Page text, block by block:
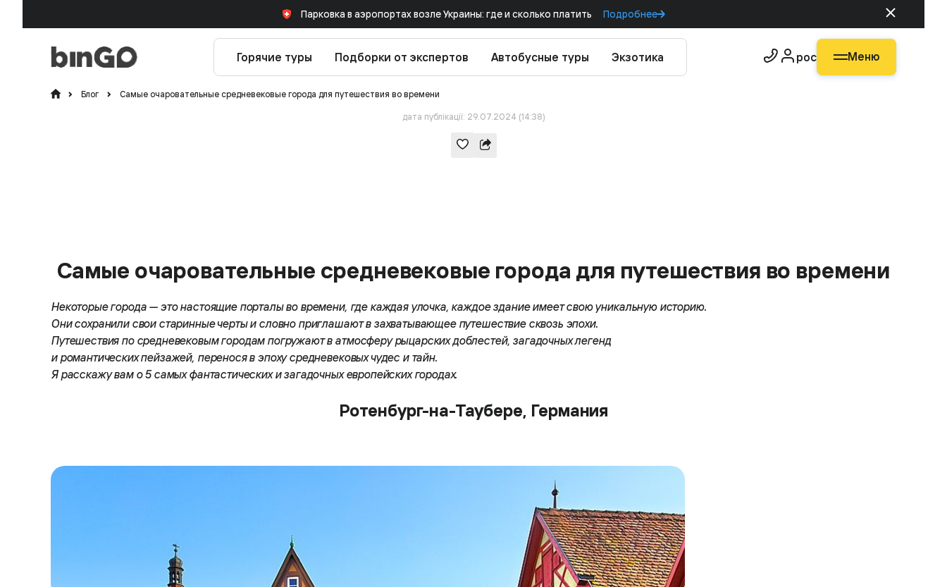
Парковка в аэропортах возле Украины: где и сколько платить Подробнее
Горячие туры Подборки от экспертов Автобусные туры Экзотика рос Меню
Блог Самые очаровательные средневековые города для путешествия во времени
дата публікації: 29.07.2024 (14:38)
Самые очаровательные средневековые города для путешествия во времени
Некоторые города — это настоящие порталы во времени, где каждая улочка, каждое здание имеет свою уникальную историю.
Они сохранили свои старинные черты и словно приглашают в захватывающее путешествие сквозь эпохи.
Путешествия по средневековым городам погружают в атмосферу рыцарских доблестей, загадочных легенд
и романтических пейзажей, перенося в эпоху средневековых чудес и тайн.
Я расскажу вам о 5 самых фантастических и загадочных европейских городах.
Ротенбург-на-Таубере, Германия